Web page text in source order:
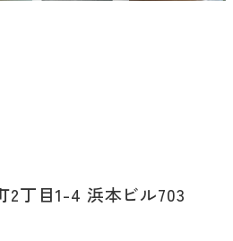
2丁目1-4 浜本ビル703